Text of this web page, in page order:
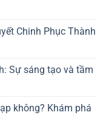
Chinh Phục Thành
Sự sáng tạo và tầm
không? Khám phá